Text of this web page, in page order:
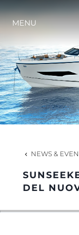
MENU
NEWS &
DEL